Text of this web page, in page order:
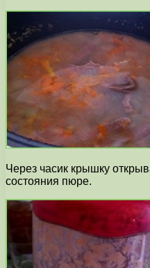
Через часик крышку
состояния пюре.